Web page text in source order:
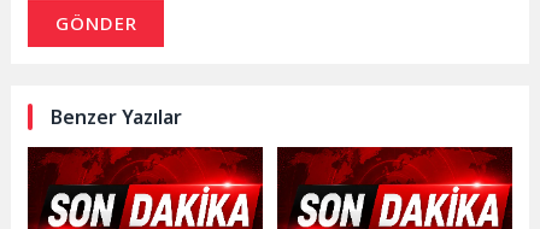
GÖNDER
Benzer Yazılar